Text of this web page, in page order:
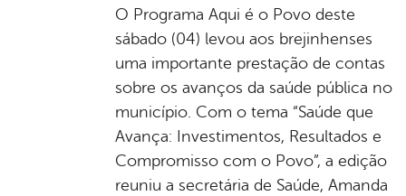
O Programa Aqui é o Povo deste
sábado (04) levou aos brejinhenses
uma importante prestação de contas
sobre os avanços da saúde pública no
município. Com o tema “Saúde que
Avança: Investimentos, Resultados e
Compromisso com o Povo”, a edição
reuniu a secretária de Saúde, Amanda